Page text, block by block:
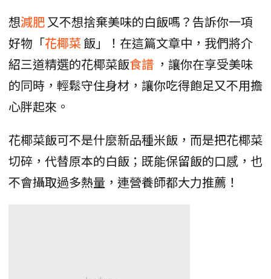
想減肥又不想捨棄美味的白飯嗎？告訴你一項
好物「花椰菜 飯」！在這篇文章中，我們將介
紹三道精選的花椰菜飯食譜 ，讓你在享受美味
的同時，輕鬆守住身材，讓你吃得飽足又不用擔
心胖起來。
花椰菜飯可不是什麼新品種米飯，而是把花椰菜
切碎，代替原本的白飯；既能保留飯的口感，也
不會攝取過多熱量，連營養師都大力推薦！